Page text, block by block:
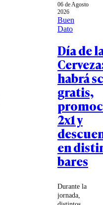
06 de Agosto
2026
Buen
Dato
Día de
habrá
gratis,
2x1 y
en
bares
Durante la
jornada,